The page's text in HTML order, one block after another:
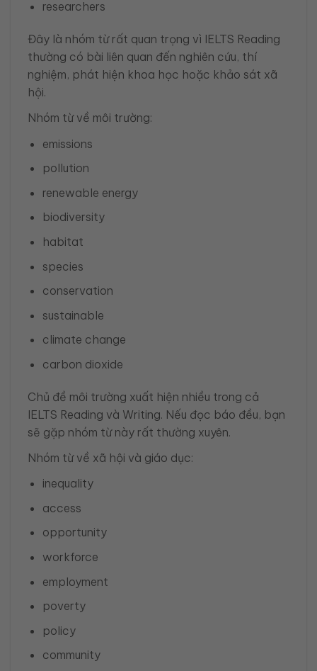
researchers
Đây là nhóm từ rất quan trọng vì IELTS Reading
thường có bài liên quan đến nghiên cứu, thí
nghiệm, phát hiện khoa học hoặc khảo sát xã
hội.
Nhóm từ về môi trường:
emissions
pollution
renewable energy
biodiversity
habitat
species
conservation
sustainable
climate change
carbon dioxide
Chủ đề môi trường xuất hiện nhiều trong cả
IELTS Reading và Writing. Nếu đọc báo đều, bạn
sẽ gặp nhóm từ này rất thường xuyên.
Nhóm từ về xã hội và giáo dục:
inequality
access
opportunity
workforce
employment
poverty
policy
community